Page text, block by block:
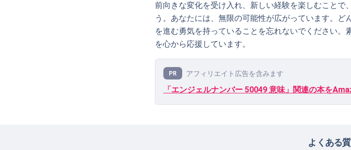
前向きな変化を受け入れ、新しい経験を楽しむことで
う。あなたには、無限の可能性が広がっています。
を進む勇気を持っていることを忘れないでください
を心から応援しています。
PR アフィリエイト広告を含みます
「エンジェルナンバー 50049 意味」関連の本を
よくある